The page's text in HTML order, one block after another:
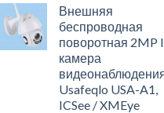
Внешняя
беспроводная
поворотная 2MP
камера
Usafeqlo USA-A1,
ICSee / XMEye